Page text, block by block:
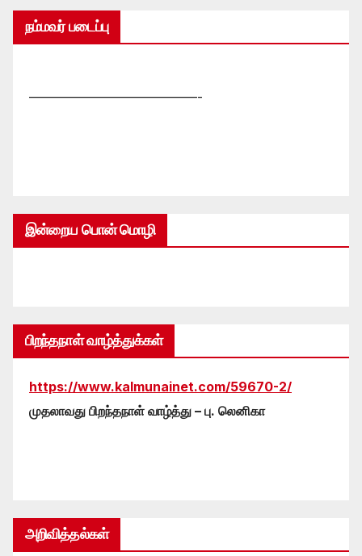
நம்மவர் படைப்பு
—————————————-
இன்றைய பொன் மொழி
பிறந்தநாள் வாழ்த்துக்கள்
https://www.kalmunainet.com/59670-2/
முதலாவது பிறந்தநாள் வாழ்த்து – பு. லெனிகா
அறிவித்தல்கள்